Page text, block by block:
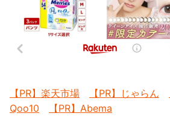
【PR】楽天市場 【PR】じゃらん
Qoo10
【PR】Abema